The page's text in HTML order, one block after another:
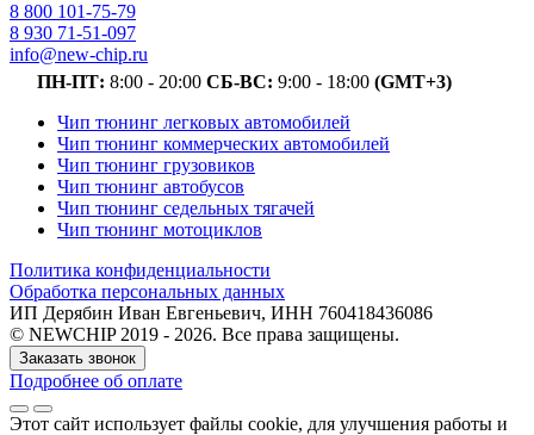
8 800 101-75-79
8 930 71-51-097
info@new-chip.ru
ПН-ПТ: 8:00 - 20:00 СБ-ВС: 9:00 - 18:00 (GMT+3)
Чип тюнинг легковых автомобилей
Чип тюнинг коммерческих автомобилей
Чип тюнинг грузовиков
Чип тюнинг автобусов
Чип тюнинг седельных тягачей
Чип тюнинг мотоциклов
Политика конфиденциальности
Обработка персональных данных
ИП Дерябин Иван Евгеньевич, ИНН 760418436086
© NEWCHIP 2019 - 2026. Все права защищены.
Заказать звонок
Подробнее об оплате
Этот сайт использует файлы cookie, для улучшения работы и